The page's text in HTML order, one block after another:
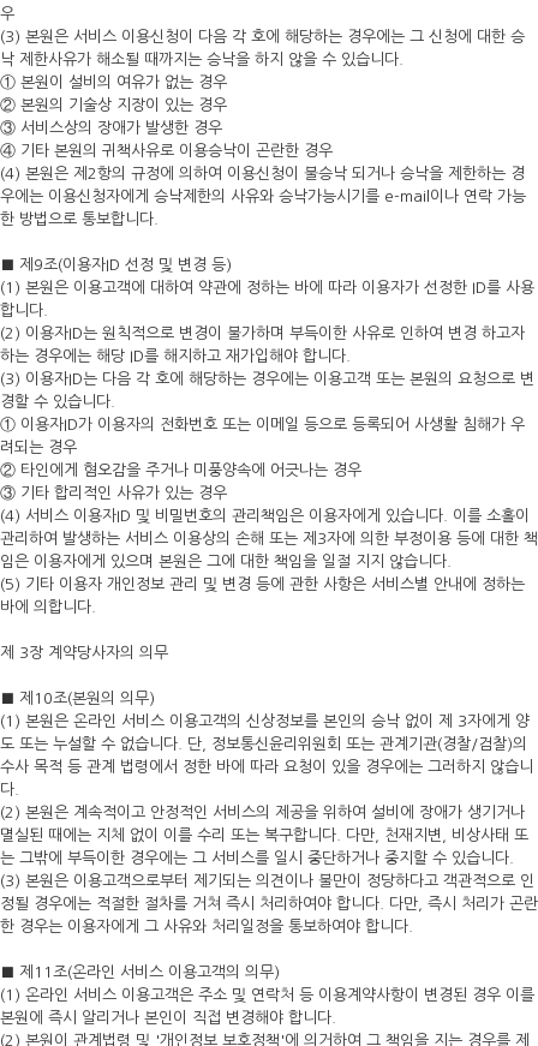
우
(3) 본원은 서비스 이용신청이 다음 각 호에 해당하는 경우에는 그 신청에 대한 승
낙 제한사유가 해소될 때까지는 승낙을 하지 않을 수 있습니다.
① 본원이 설비의 여유가 없는 경우
② 본원의 기술상 지장이 있는 경우
③ 서비스상의 장애가 발생한 경우
④ 기타 본원의 귀책사유로 이용승낙이 곤란한 경우
(4) 본원은 제2항의 규정에 의하여 이용신청이 불승낙 되거나 승낙을 제한하는 경
우에는 이용신청자에게 승낙제한의 사유와 승낙가능시기를 e-mail이나 연락 가능
한 방법으로 통보합니다.
■ 제9조(이용자ID 선정 및 변경 등)
(1) 본원은 이용고객에 대하여 약관에 정하는 바에 따라 이용자가 선정한 ID를 사용
합니다.
(2) 이용자ID는 원칙적으로 변경이 불가하며 부득이한 사유로 인하여 변경 하고자
하는 경우에는 해당 ID를 해지하고 재가입해야 합니다.
(3) 이용자ID는 다음 각 호에 해당하는 경우에는 이용고객 또는 본원의 요청으로 변
경할 수 있습니다.
① 이용자ID가 이용자의 전화번호 또는 이메일 등으로 등록되어 사생활 침해가 우
려되는 경우
② 타인에게 혐오감을 주거나 미풍양속에 어긋나는 경우
③ 기타 합리적인 사유가 있는 경우
(4) 서비스 이용자ID 및 비밀번호의 관리책임은 이용자에게 있습니다. 이를 소홀이
관리하여 발생하는 서비스 이용상의 손해 또는 제3자에 의한 부정이용 등에 대한 책
임은 이용자에게 있으며 본원은 그에 대한 책임을 일절 지지 않습니다.
(5) 기타 이용자 개인정보 관리 및 변경 등에 관한 사항은 서비스별 안내에 정하는
바에 의합니다.
제 3장 계약당사자의 의무
■ 제10조(본원의 의무)
(1) 본원은 온라인 서비스 이용고객의 신상정보를 본인의 승낙 없이 제 3자에게 양
도 또는 누설할 수 없습니다. 단, 정보통신윤리위원회 또는 관계기관(경찰/검찰)의
수사 목적 등 관계 법령에서 정한 바에 따라 요청이 있을 경우에는 그러하지 않습니
다.
(2) 본원은 계속적이고 안정적인 서비스의 제공을 위하여 설비에 장애가 생기거나
멸실된 때에는 지체 없이 이를 수리 또는 복구합니다. 다만, 천재지변, 비상사태 또
는 그밖에 부득이한 경우에는 그 서비스를 일시 중단하거나 중지할 수 있습니다.
(3) 본원은 이용고객으로부터 제기되는 의견이나 불만이 정당하다고 객관적으로 인
정될 경우에는 적절한 절차를 거쳐 즉시 처리하여야 합니다. 다만, 즉시 처리가 곤란
한 경우는 이용자에게 그 사유와 처리일정을 통보하여야 합니다.
■ 제11조(온라인 서비스 이용고객의 의무)
(1) 온라인 서비스 이용고객은 주소 및 연락처 등 이용계약사항이 변경된 경우 이를
본원에 즉시 알리거나 본인이 직접 변경해야 합니다.
(2) 본원이 관계법령 및 '개인정보 보호정책'에 의거하여 그 책임을 지는 경우를 제